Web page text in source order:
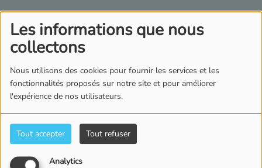
Les informations que nous
collectons
Nous utilisons des cookies pour fournir les services et les
fonctionnalités proposés sur notre site et pour améliorer
l'expérience de nos utilisateurs.
Tout accepter Tout refuser
Analytics